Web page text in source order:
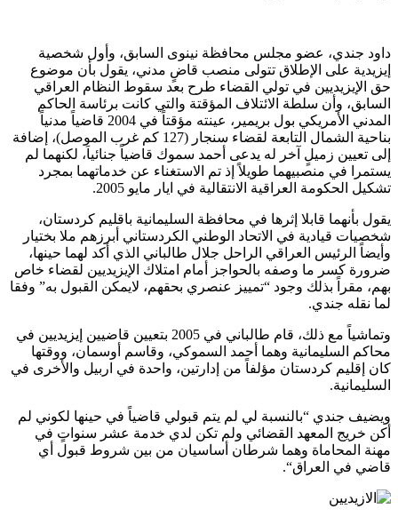
داود جندي، عضو مجلس محافظة نينوى السابق، وأول شخصية
إيزيدية على الإطلاق تتولى منصب قاضٍ مدني، يقول بأن موضوع
حق الإيزيديين في تولي القضاء طرح بعد سقوط النظام العراقي
السابق، وأن سلطة الائتلاف المؤقتة والتي كانت برئاسة الحاكم
المدني الأمريكي بول بريمير، عينته مؤقتاً في 2004 قاضياً مدنياً
بناحية الشمال التابعة لقضاء سنجار (127 كم غرب الموصل)، إضافة
إلى تعيين زميلٍ آخر له يدعى أحمد سموك قاضياً جنائياَ، لكنهما لم
يستمرا في منصبيهما طويلاً إذ تم الاستغناء عن خدماتهما بمجرد
تشكيل الحكومة العراقية الانتقالية في ايار مايو 2005.
يقول بأنهما قابلا إثرها في محافظة السليمانية باقليم كردستان،
شخصيات قيادية في الاتحاد الوطني الكردستاني أبرزهم ملا بختيار
وأيضاً الرئيس العراقي الراحل جلال طالباني الذي أكد لهما حينها،
ضرورة كسر ما وصفه بالحواجز أمام امتلاك الإيزيديين لقضاء خاص
بهم، مقراً بذلك وجود “تمييز عنصري بحقهم، لايمكن القبول به” وفقا
لما نقله جندي.
وتماشياً مع ذلك، قام طالباني في 2005 بتعيين قاضيين إيزيديين في
محاكم السليمانية وهما أحمد السموكي، وقاسم أوسمان، ووقتها
كان إقليم كردستان مؤلفاً من إدارتين، واحدة في اربيل والأخرى في
السليمانية.
ويضيف جندي “بالنسبة لي لم يتم قبولي قاضياً في حينها لكوني لم
أكن خريج المعهد القضائي ولم تكن لدي خدمة عشر سنواتٍ في
مهنة المحاماة وهما شرطان أساسيان من بين شروط قبول أي
قاضي في العراق“.